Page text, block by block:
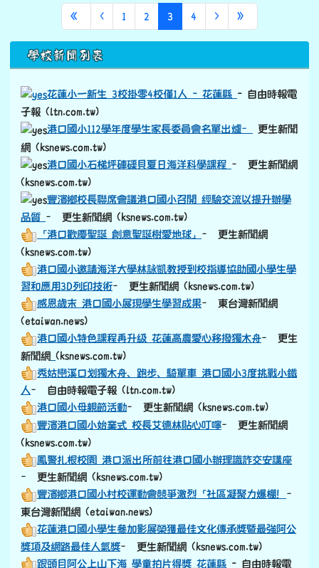
« 第一頁
‹上一頁
1 2 3 (目前頁次)
4 ›下一頁
»
下中區域內容
學校新聞列表
花蓮小一新生 3校掛零4校僅1人 - 花蓮縣 - 自由時報電
子報 (ltn.com.tw)
港口國小112學年度學生家長委員會名單出爐–
更生新聞
網 (ksnews.com.tw)
港口國小石梯坪硨磲貝夏日海洋科學課程 – 更生新聞網
(ksnews.com.tw)
豐濱鄉校長聯席會議港口國小召開 經驗交流以提升辦學
品質 – 更生新聞網 (ksnews.com.tw)
「港口歡慶聖誕 創意聖誕樹愛地球」 – 更生新聞網
(ksnews.com.tw)
港口國小邀請海洋大學林詠凱教授到校指導協助國小學生學
習和應用3D列印技術– 更生新聞網 (ksnews.com.tw)
感恩歲末 港口國小展現學生學習成果– 東台灣新聞網
(etaiwan.news)
港口國小特色課程再升級 花蓮高農愛心移撥獨木舟– 更生
新聞網 link to https://old.ksnews.com.tw/v2024052007/
(ksnews.com.tw)
秀姑巒溪口划獨木舟、跑步、騎單車 港口國小3度挑戰小鐵
人– 自由時報電子報 (ltn.com.tw)
港口國小母親節活動– 更生新聞網 (ksnews.com.tw)
豐濱港口國小始業式 校長艾德林貼心叮嚀– 更生新聞網
(ksnews.com.tw)
鳳警扎根校園 港口派出所前往港口國小辦理識詐交安講座
– 更生新聞網 (ksnews.com.tw)
豐濱鄉港口國小村校運動會競爭激烈「社區凝聚力爆棚！ –
東台灣新聞網 (etaiwan.news)
花蓮港口國小學生參加影展榮獲最佳文化傳承獎暨最強阿公
獎項及網路最佳人氣獎– 更生新聞網 (ksnews.com.tw)
跟頭目阿公上山下海 學童拍片得獎 花蓮縣 - 自由時報電